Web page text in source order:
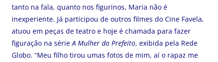
tanto na fala, quanto nos figurinos, Maria não é
inexperiente. Já participou de outros filmes do Cine Favela,
atuou em peças de teatro e hoje é chamada para fazer
figuração na sérieA Mulher do Prefeito, exibida pela Rede
Globo. “Meu filho tirou umas fotos de mim, aí o rapaz me